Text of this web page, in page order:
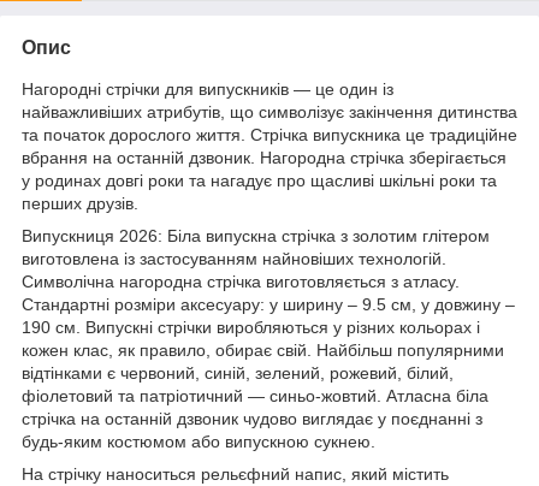
Опис
Нагородні стрічки для випускників — це один із
найважливіших атрибутів, що символізує закінчення дитинства
та початок дорослого життя. Стрічка випускника це традиційне
вбрання на останній дзвоник. Нагородна стрічка зберігається
у родинах довгі роки та нагадує про щасливі шкільні роки та
перших друзів.
Випускниця 2026: Біла випускна стрічка з золотим глітером
виготовлена із застосуванням найновіших технологій.
Символічна нагородна стрічка виготовляється з атласу.
Стандартні розміри аксесуару: у ширину – 9.5 см, у довжину –
190 см. Випускні стрічки виробляються у різних кольорах і
кожен клас, як правило, обирає свій. Найбільш популярними
відтінками є червоний, синій, зелений, рожевий, білий,
фіолетовий та патріотичний — синьо-жовтий. Атласна біла
стрічка на останній дзвоник чудово виглядає у поєднанні з
будь-яким костюмом або випускною сукнею.
На стрічку наноситься рельєфний напис, який містить